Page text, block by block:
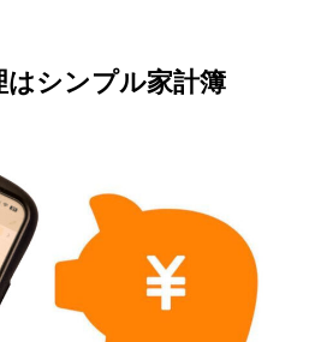
シンプル家計簿